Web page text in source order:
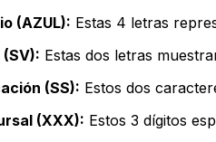
(AZUL): Estas 4 letras
Estas dos letras
(SS): Estos dos
(XXX): Estos 3 dígitos